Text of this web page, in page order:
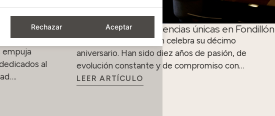
empuja
al
Diez años de experiencias únicas en Fondillón
El restaurante Fondillón celebra su décimo
aniversario. Han sido diez años de pasión, de
evolución constante y de compromiso con…
LEER ARTÍCULO
Rechazar Aceptar